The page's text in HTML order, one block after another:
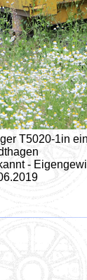
T5020-1in
-